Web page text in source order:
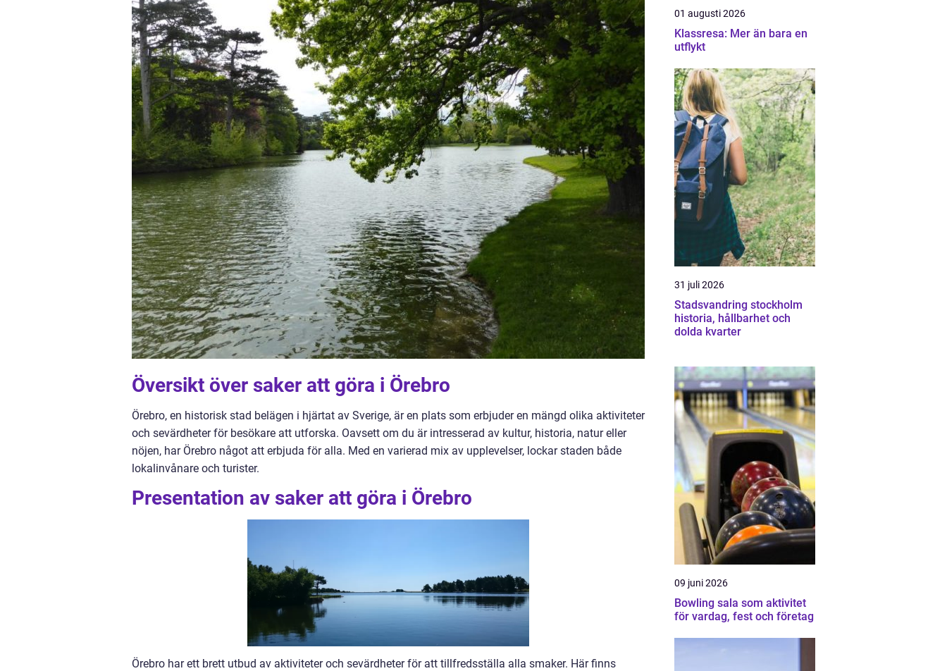
Översikt över saker att göra i Örebro
Örebro, en historisk stad belägen i hjärtat av Sverige, är en plats som erbjuder en mängd olika aktiviteter
och sevärdheter för besökare att utforska. Oavsett om du är intresserad av kultur, historia, natur eller
nöjen, har Örebro något att erbjuda för alla. Med en varierad mix av upplevelser, lockar staden både
lokalinvånare och turister.
Presentation av saker att göra i Örebro
Örebro har ett brett utbud av aktiviteter och sevärdheter för att tillfredsställa alla smaker. Här finns
01 augusti 2026
Klassresa: Mer än bara en
utflykt
31 juli 2026
Stadsvandring stockholm
historia, hållbarhet och
dolda kvarter
09 juni 2026
Bowling sala som aktivitet
för vardag, fest och företag